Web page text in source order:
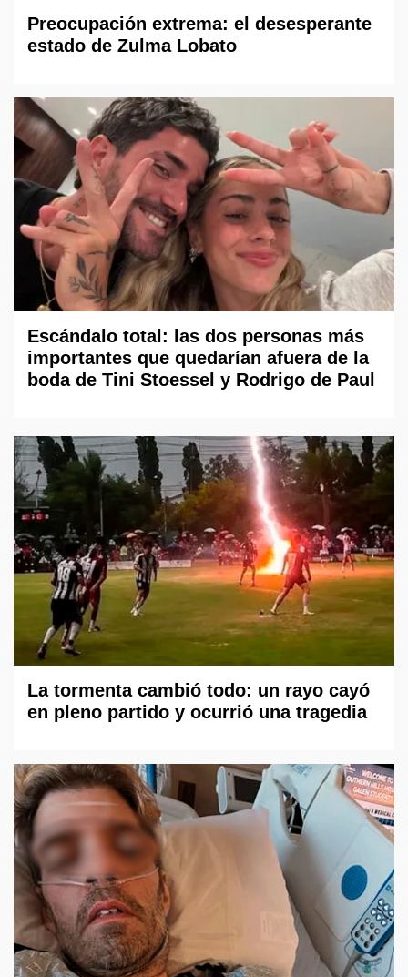
Preocupación extrema: el desesperante
estado de Zulma Lobato
Escándalo total: las dos personas más
importantes que quedarían afuera de la
boda de Tini Stoessel y Rodrigo de Paul
La tormenta cambió todo: un rayo cayó
en pleno partido y ocurrió una tragedia